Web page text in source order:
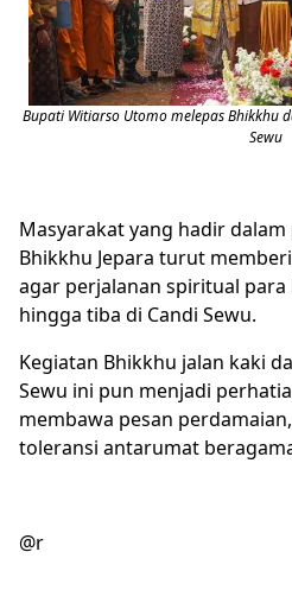
Bupati Witiarso Utomo melepas Bhikkhu
Sewu
Masyarakat yang hadir
Bhikkhu Jepara turut
agar perjalanan spiritual
hingga tiba di Candi Sewu.
Kegiatan Bhikkhu jalan kaki
Sewu ini pun menjadi
membawa pesan
toleransi antarumat
@r